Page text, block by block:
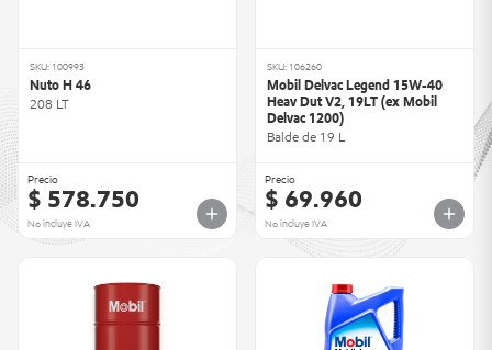
SKU: 100993
Nuto H 46
208 LT
Precio
$ 578.750
No incluye IVA
SKU: 106260
Mobil Delvac Legend 15W-40
Heav Dut V2, 19LT (ex Mobil
Delvac 1200)
Balde de 19 L
Precio
$ 69.960
No incluye IVA